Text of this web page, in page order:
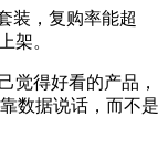
装，复购率能超
架。
觉得好看的产品，
数据说话，而不是